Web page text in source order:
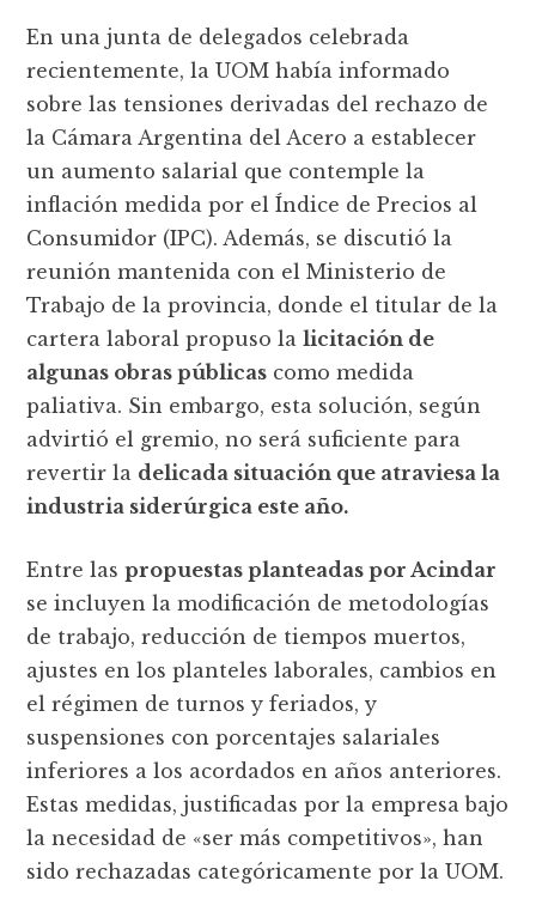
En una junta de delegados celebrada
recientemente, la UOM había informado
sobre las tensiones derivadas del rechazo de
la Cámara Argentina del Acero a establecer
un aumento salarial que contemple la
inflación medida por el Índice de Precios al
Consumidor (IPC). Además, se discutió la
reunión mantenida con el Ministerio de
Trabajo de la provincia, donde el titular de la
cartera laboral propuso lalicitación de
algunas obras públicas como medida
paliativa. Sin embargo, esta solución, según
advirtió el gremio, no será suficiente para
revertir la delicada situación que atraviesa la
industria siderúrgica este año.
Entre laspropuestas planteadas por Acindar
se incluyen la modificación de metodologías
de trabajo, reducción de tiempos muertos,
ajustes en los planteles laborales, cambios en
el régimen de turnos y feriados, y
suspensiones con porcentajes salariales
inferiores a los acordados en años anteriores.
Estas medidas, justificadas por la empresa bajo
la necesidad de «ser más competitivos», han
sido rechazadas categóricamente por la UOM.